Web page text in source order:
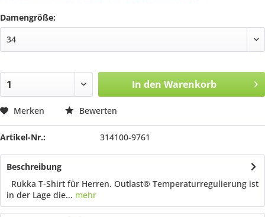
Damengröße:
In den Warenkorb
Merken Bewerten
Artikel-Nr.: 314100-9761
Beschreibung
Rukka T-Shirt für Herren. Outlast® Temperaturregulierung ist
in der Lage die... mehr